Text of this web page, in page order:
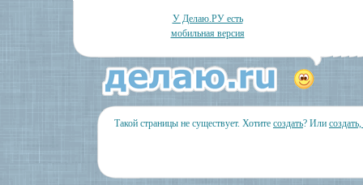
У Делаю.РУ есть
мобильная версия
Такой страницы не существует. Хотите создать? Или